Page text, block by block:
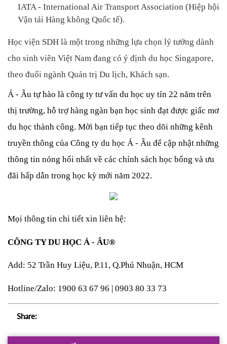
IATA - International Air Transport Association (Hiệp hội
Vận tải Hàng không Quốc tế).
Học viện SDH là một trong những lựa chọn lý tưởng dành
cho sinh viên Việt Nam đang có ý định du học Singapore,
theo đuổi ngành Quản trị Du lịch, Khách sạn.
Á - Âu tự hào là công ty tư vấn du học uy tín 22 năm trên
thị trường, hỗ trợ hàng ngàn bạn học sinh đạt được giấc mơ
du học thành công. Mời bạn tiếp tục theo dõi những kênh
truyền thông của Công ty du học Á - Âu để cập nhật những
thông tin nóng hổi nhất về các chính sách học bổng và ưu
đãi hấp dẫn trong học kỳ mới năm 2022.
Mọi thông tin chi tiết xin liên hệ:
CÔNG TY DU HỌC Á - ÂU®
Add: 52 Trần Huy Liệu, P.11, Q.Phú Nhuận, HCM
Hotline/Zalo: 1900 63 67 96 | 0903 80 33 73
Share: